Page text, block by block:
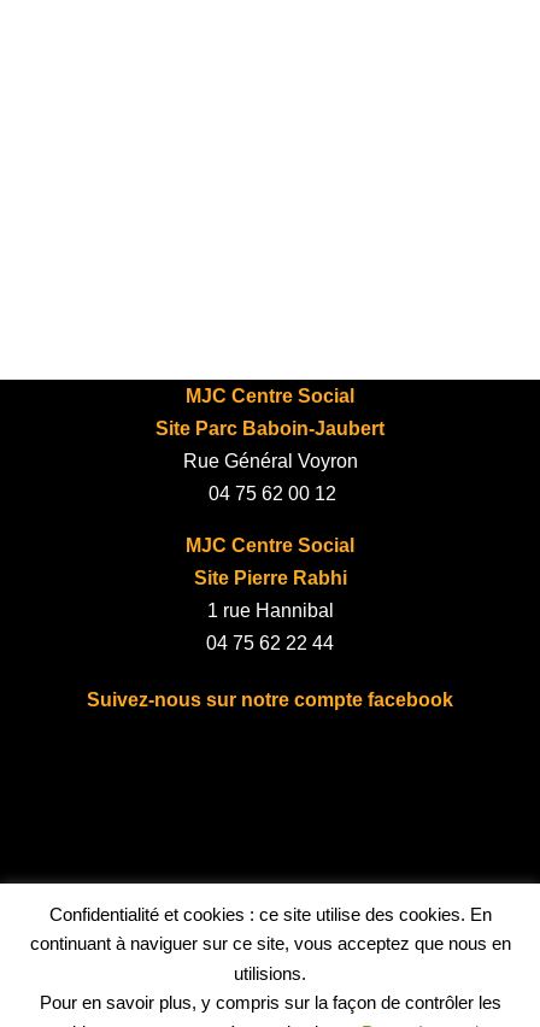
MJC Centre Social
Site Parc Baboin-Jaubert
Rue Général Voyron
04 75 62 00 12
MJC Centre Social
Site Pierre Rabhi
1 rue Hannibal
04 75 62 22 44
Suivez-nous sur notre compte facebook
Vous souhaitez vous investir dans la vie de la MJC-Centre
Social ?
Confidentialité et cookies : ce site utilise des cookies. En
continuant à naviguer sur ce site, vous acceptez que nous en
utilisions.
Pour en savoir plus, y compris sur la façon de contrôler les